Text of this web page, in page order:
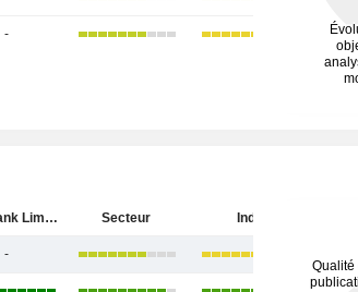
-
ICICI Bank Limited Secteur Inde
-